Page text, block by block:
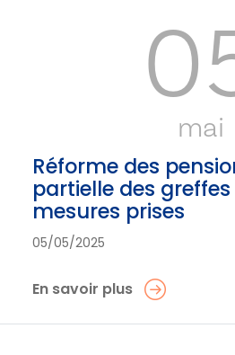
mai
Réforme des
partielle des
mesures prises
05/05/2025
En savoir plus